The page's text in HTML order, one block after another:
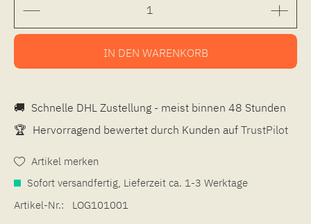
IN DEN WARENKORB
🚚 Schnelle DHL Zustellung - meist binnen 48 Stunden
🏆 Hervorragend bewertet durch Kunden auf TrustPilot
Artikel merken
Sofort versandfertig, Lieferzeit ca. 1-3 Werktage
Artikel-Nr.:
LOG101001